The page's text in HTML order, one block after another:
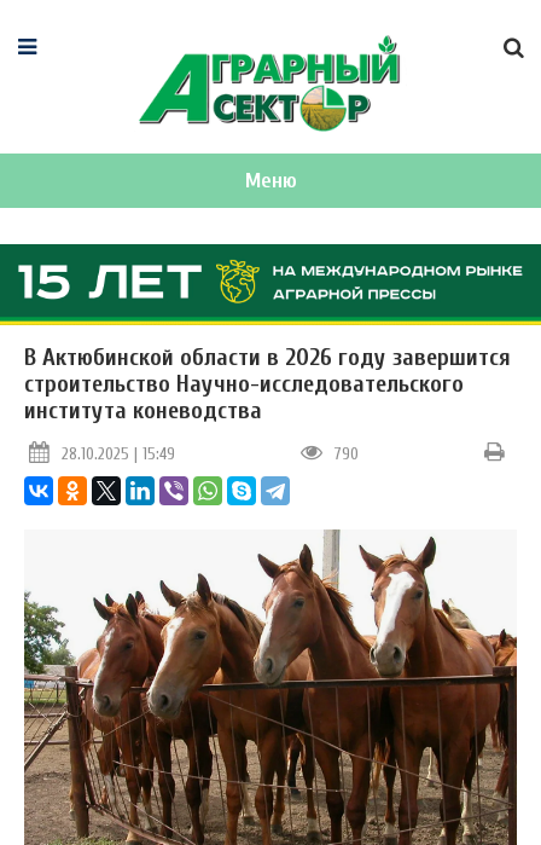
Меню
В Актюбинской области в 2026 году завершится
строительство Научно-исследовательского
института коневодства
28.10.2025 | 15:49 790